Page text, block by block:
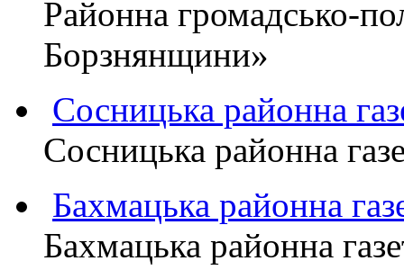
Районна громадсько-
Борзнянщини»
Сосницька районна
Сосницька районна
Бахмацька районна
Бахмацька районна